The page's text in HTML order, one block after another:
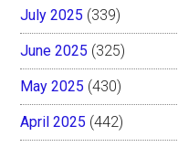
July 2025 (339)
June 2025 (325)
May 2025 (430)
April 2025 (442)